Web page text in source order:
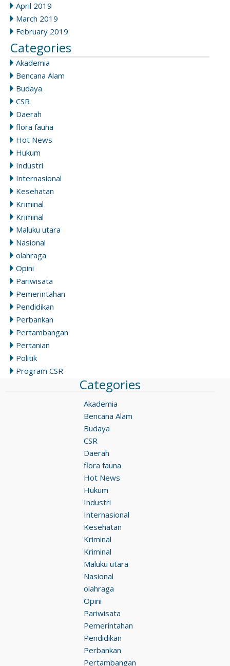
April 2019
March 2019
February 2019
Categories
Akademia
Bencana Alam
Budaya
CSR
Daerah
flora fauna
Hot News
Hukum
Industri
Internasional
Kesehatan
Kriminal
Kriminal
Maluku utara
Nasional
olahraga
Opini
Pariwisata
Pemerintahan
Pendidikan
Perbankan
Pertambangan
Pertanian
Politik
Program CSR
Categories
Akademia
Bencana Alam
Budaya
CSR
Daerah
flora fauna
Hot News
Hukum
Industri
Internasional
Kesehatan
Kriminal
Kriminal
Maluku utara
Nasional
olahraga
Opini
Pariwisata
Pemerintahan
Pendidikan
Perbankan
Pertambangan